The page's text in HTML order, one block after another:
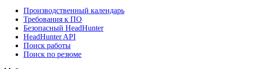
Производственный календарь
Требования к ПО
Безопасный HeadHunter
HeadHunter API
Поиск работы
Поиск по резюме